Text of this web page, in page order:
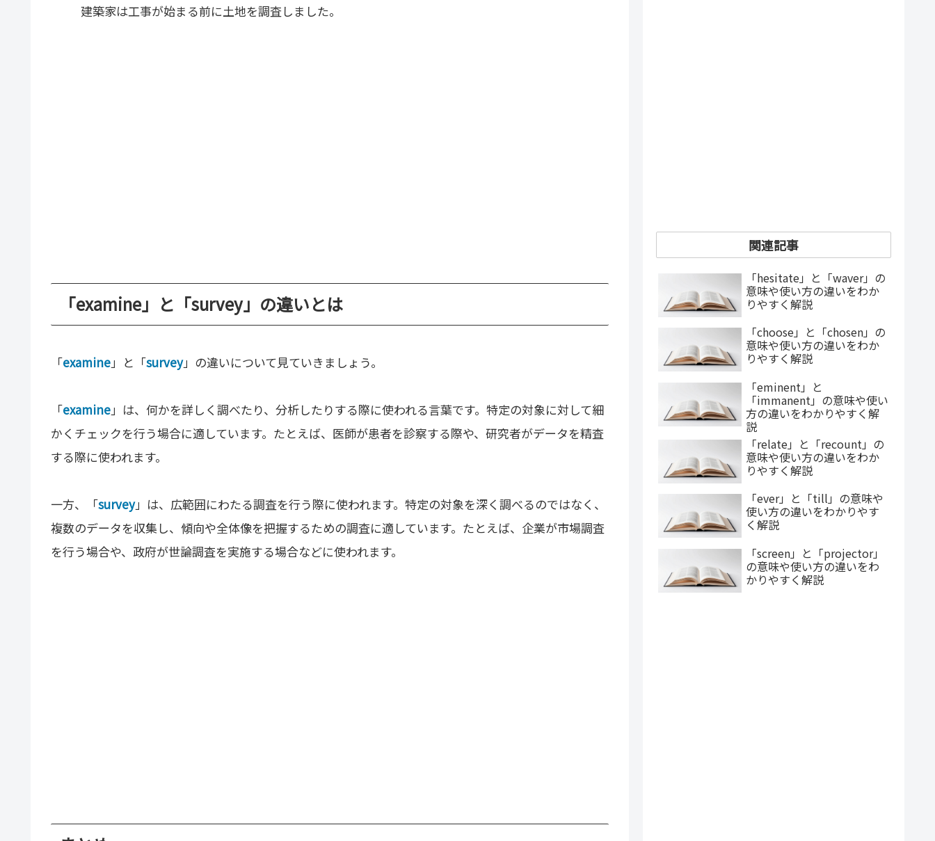
建築家は工事が始まる前に土地を調査しました。
「examine」と「survey」の違いとは
「examine」と「survey」の違いについて見ていきましょう。
「examine」は、何かを詳しく調べたり、分析したりする際に使われる言葉です。特定の対象に対して細
かくチェックを行う場合に適しています。たとえば、医師が患者を診察する際や、研究者がデータを精査
する際に使われます。
一方、「survey」は、広範囲にわたる調査を行う際に使われます。特定の対象を深く調べるのではなく、
複数のデータを収集し、傾向や全体像を把握するための調査に適しています。たとえば、企業が市場調査
を行う場合や、政府が世論調査を実施する場合などに使われます。
関連記事
「hesitate」と「waver」の
意味や使い方の違いをわか
りやすく解説
「choose」と「chosen」の
意味や使い方の違いをわか
りやすく解説
「eminent」と
「immanent」の意味や使い
方の違いをわかりやすく解
説
「relate」と「recount」の
意味や使い方の違いをわか
りやすく解説
「ever」と「till」の意味や
使い方の違いをわかりやす
く解説
「screen」と「projector」
の意味や使い方の違いをわ
かりやすく解説